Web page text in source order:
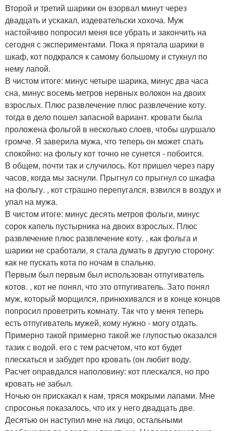
Второй и третий шарики он взорвал минут через
двадцать и ускакал, издевательски хохоча. Муж
настойчиво попросил меня все убрать и закончить на
сегодня с экспериментами. Пока я прятала шарики в
шкаф, кот подкрался к самому большому и стукнул по
нему лапой.
В чистом итоге: минус четыре шарика, минус два часа
сна, минус восемь метров нервных волокон на двоих
взрослых. Плюс развлечение плюс развлечение коту.
тогда в дело пошел запасной вариант. кровати была
проложена фольгой в несколько слоев, чтобы шуршало
громче. Я заверила мужа, что теперь он может спать
спокойно: на фольгу кот точно не сунется - побоится.
В общем, почти так и случилось. Кот пришел через пару
часов, когда мы заснули. Прыгнул со прыгнул со шкафа
на фольгу. , кот страшно перепугался, взвился в воздух и
упал на мужа.
В чистом итоге: минус десять метров фольги, минус
сорок капель пустырника на двоих взрослых. Плюс
развлечение плюс развлечение коту. , как фольга и
шарики не сработали, я стала думать в другую сторону:
как не пускать кота по ночам в спальню.
Первым был первым был использован отпугиватель
котов. , кот не понял, что это отпугиватель. Зато понял
муж, который морщился, принюхивался и в конце концов
попросил проветрить комнату. Так что у меня теперь
есть отпугиватель мужей, кому нужно - могу отдать.
Примерно такой примерно такой же глупостью оказался
тазик с водой. его с тем расчетом, что кот будет
плескаться и забудет про кровать (он любит воду.
Расчет оправдался наполовину: кот плескался, но про
кровать не забыл.
Ночью он прискакал к нам, тряся мокрыми лапами. Мне
спросонья показалось, что их у него двадцать две.
Десятью он наступил мне на лицо, остальными